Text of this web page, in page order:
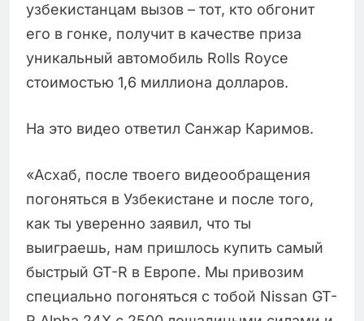
узбекистанцам вызов – тот, кто обгонит
его в гонке, получит в качестве приза
уникальный автомобиль Rolls Royce
стоимостью 1,6 миллиона долларов.
На это видео ответил Санжар Каримов.
«Асхаб, после твоего видеообращения
погоняться в Узбекистане и после того,
как ты уверенно заявил, что ты
выиграешь, нам пришлось купить самый
быстрый GT-R в Европе. Мы привозим
специально погоняться с тобой Nissan GT-